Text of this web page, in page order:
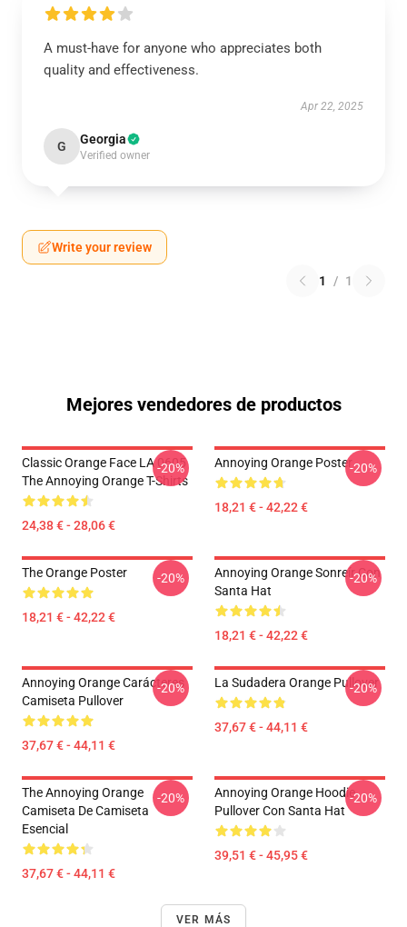
A must-have for anyone who appreciates both
quality and effectiveness.
Apr 22, 2025
G Georgia
Verified owner
Write your review
1 / 1
Mejores vendedores de productos
Classic Orange Face LA 0605
The Annoying Orange T-Shirts
24,38 € - 28,06 €
-20% Annoying Orange Poster
18,21 € - 42,22 €
-20%
The Orange Poster
18,21 € - 42,22 €
-20%
Annoying Orange Sonreír Con
Santa Hat
18,21 € - 42,22 €
-20%
Annoying Orange Carácteres
Camiseta Pullover
37,67 € - 44,11 €
-20% La Sudadera Orange Pullover
37,67 € - 44,11 €
-20%
The Annoying Orange
Camiseta De Camiseta
Esencial
37,67 € - 44,11 €
-20%
Annoying Orange Hoodie
Pullover Con Santa Hat
39,51 € - 45,95 €
-20%
VER MÁS